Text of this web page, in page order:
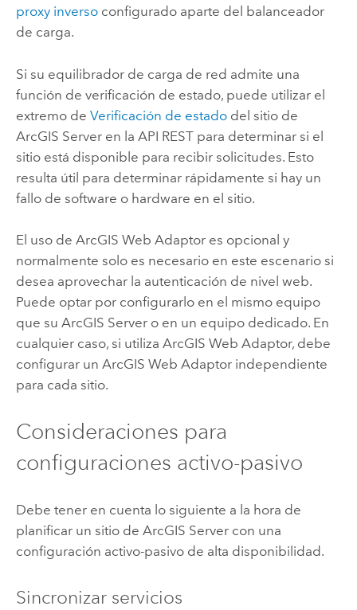
proxy inversoconfigurado aparte del balanceador
de carga.
Si su equilibrador de carga de red admite una
función de verificación de estado, puede utilizar el
extremo de Verificación de estadodel sitio de
ArcGIS Serveren la API REST para determinar si el
sitio está disponible para recibir solicitudes. Esto
resulta útil para determinar rápidamente si hay un
fallo de software o hardware en el sitio.
El uso de ArcGIS Web Adaptores opcional y
normalmente solo es necesario en este escenario si
desea aprovechar la autenticación de nivel web.
Puede optar por configurarlo en el mismo equipo
que su ArcGIS Servero en un equipo dedicado. En
cualquier caso, si utiliza ArcGIS Web Adaptor, debe
configurar un ArcGIS Web Adaptorindependiente
para cada sitio.
Consideraciones para
configuraciones activo-pasivo
Debe tener en cuenta lo siguiente a la hora de
planificar un sitio de ArcGIS Servercon una
configuración activo-pasivo de alta disponibilidad.
Sincronizar servicios